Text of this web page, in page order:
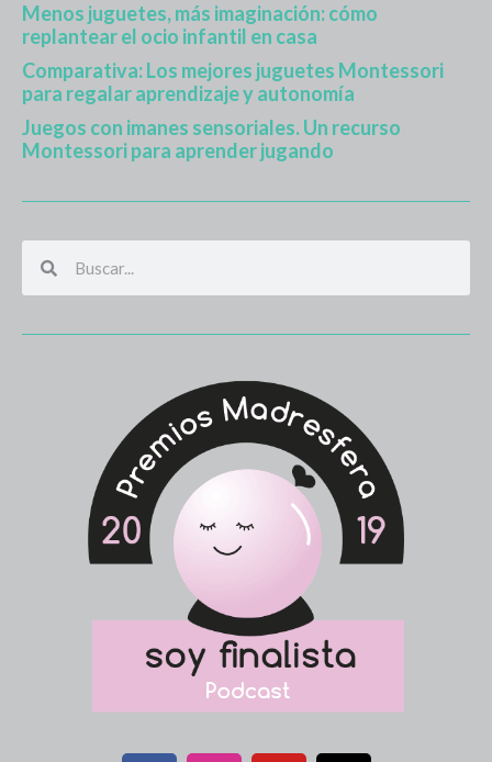
Menos juguetes, más imaginación: cómo
replantear el ocio infantil en casa
Comparativa: Los mejores juguetes Montessori
para regalar aprendizaje y autonomía
Juegos con imanes sensoriales. Un recurso
Montessori para aprender jugando